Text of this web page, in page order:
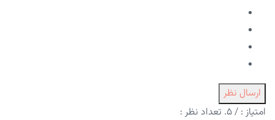
ارسال نظر
امتیاز : / ۵. تعداد نظر :